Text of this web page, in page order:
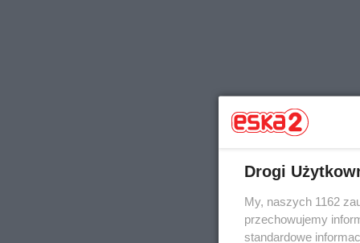
Drogi
My, naszych 1162
przechowujemy
standardowe